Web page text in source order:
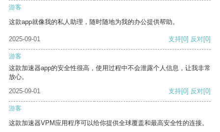
游客
这款app就像我的私人助理，随时随地为我的办公提供帮助。
2025-09-01 支持[0] 反对[0]
游客
这款加速器app的安全性很高，使用过程中不会泄露个人信息，让我非常
放心。
2025-09-01
支持[0] 反对[0]
游客
这款加速器VPM应用程序可以给你提供全球覆盖和最高安全性的连接。